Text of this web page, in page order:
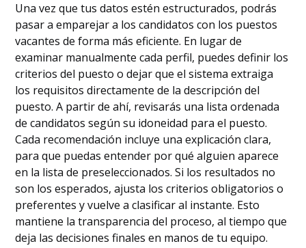
Una vez que tus datos estén estructurados, podrás
pasar a emparejar a los candidatos con los puestos
vacantes de forma más eficiente. En lugar de
examinar manualmente cada perfil, puedes definir los
criterios del puesto o dejar que el sistema extraiga
los requisitos directamente de la descripción del
puesto. A partir de ahí, revisarás una lista ordenada
de candidatos según su idoneidad para el puesto.
Cada recomendación incluye una explicación clara,
para que puedas entender por qué alguien aparece
en la lista de preseleccionados. Si los resultados no
son los esperados, ajusta los criterios obligatorios o
preferentes y vuelve a clasificar al instante. Esto
mantiene la transparencia del proceso, al tiempo que
deja las decisiones finales en manos de tu equipo.